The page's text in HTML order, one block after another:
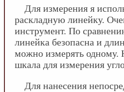
Для измерения я
раскладную линейку.
инструмент. По
линейка безопасна и
можно измерять одному.
шкала для измерения
Для нанесения